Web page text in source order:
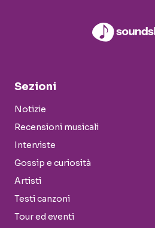
Sezioni
Notizie
Recensioni musicali
Interviste
Gossip e curiosità
Artisti
Testi canzoni
Tour ed eventi